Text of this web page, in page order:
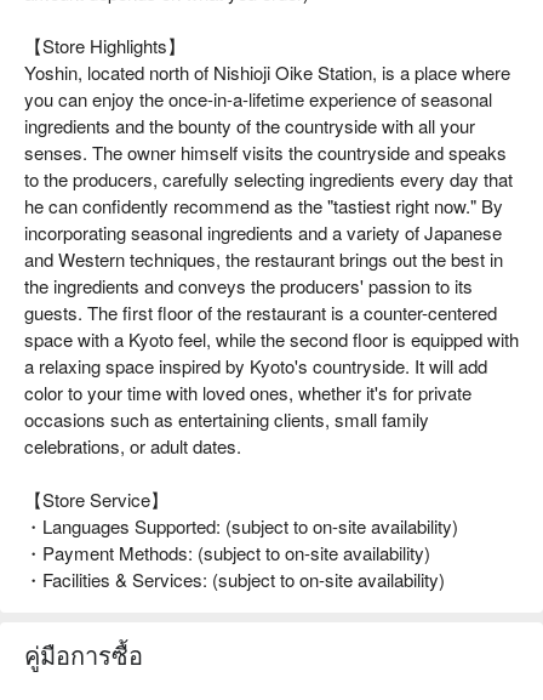
【Store Highlights】
Yoshin, located north of Nishioji Oike Station, is a place where
you can enjoy the once-in-a-lifetime experience of seasonal
ingredients and the bounty of the countryside with all your
senses. The owner himself visits the countryside and speaks
to the producers, carefully selecting ingredients every day that
he can confidently recommend as the "tastiest right now." By
incorporating seasonal ingredients and a variety of Japanese
and Western techniques, the restaurant brings out the best in
the ingredients and conveys the producers' passion to its
guests. The first floor of the restaurant is a counter-centered
space with a Kyoto feel, while the second floor is equipped with
a relaxing space inspired by Kyoto's countryside. It will add
color to your time with loved ones, whether it's for private
occasions such as entertaining clients, small family
celebrations, or adult dates.
【Store Service】
・Languages Supported: (subject to on-site availability)
・Payment Methods: (subject to on-site availability)
・Facilities & Services: (subject to on-site availability)
คู่มือการซื้อ